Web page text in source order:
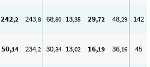
242,2 243,8 68,80 13,35 29,72 48,29 142
50,14 234,2 30,34 13,02 16,19 36,16 45